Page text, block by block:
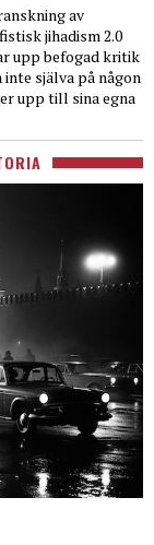
av
jihadism 2.0
upp befogad kritik
själva på någon
upp till sina egna